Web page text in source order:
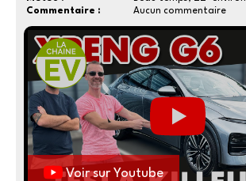
Commentaire :
Aucun commentaire
Voir sur Youtube